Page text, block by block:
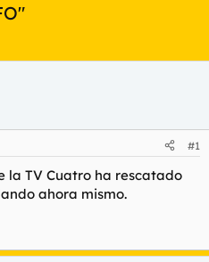
#1
la TV Cuatro ha rescatado
ahora mismo.